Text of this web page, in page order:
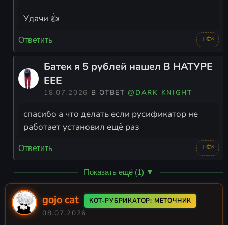
Удачи 👍
Ответить +🐟
Батек я 5 рублей нашел В НАТУРЕ
ЕЕЕ
18.07.2026 В ОТВЕТ@DARK KNIGHT
спасибо а что делать если русификатор не
работает установил ещё раз
Ответить +🐟
Показать ещё (1) ▼
gojo cat КОТ-РУБРИКАТОР: МЕТОЧНИК
08.07.2026